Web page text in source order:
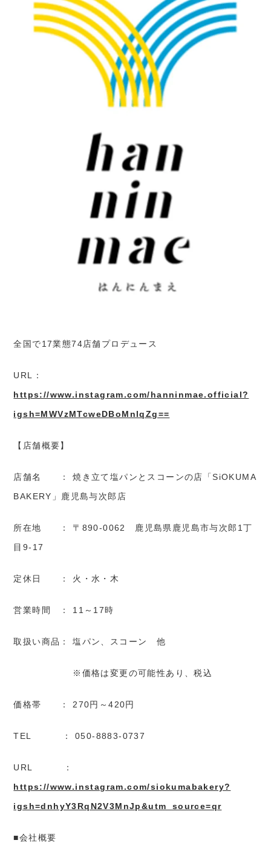
全国で17業態74店舗プロデュース
URL：
https://www.instagram.com/hanninmae.official?
igsh=MWVzMTcweDBoMnlqZg==
【店舗概要】
店舗名 ： 焼き立て塩パンとスコーンの店「SiOKUMA
BAKERY」鹿児島与次郎店
所在地 ： 〒890-0062 鹿児島県鹿児島市与次郎1丁
目9-17
定休日 ： 火・水・木
営業時間 ： 11～17時
取扱い商品： 塩パン、スコーン 他
※価格は変更の可能性あり、税込
価格帯 ： 270円～420円
TEL ： 050-8883-0737
URL ：
https://www.instagram.com/siokumabakery?
igsh=dnhyY3RqN2V3MnJp&utm_source=qr
■会社概要